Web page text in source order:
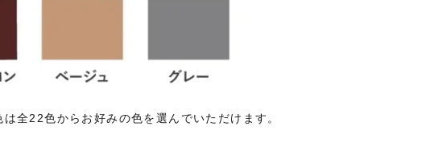
は全22色からお好みの色を選んでいただけます。